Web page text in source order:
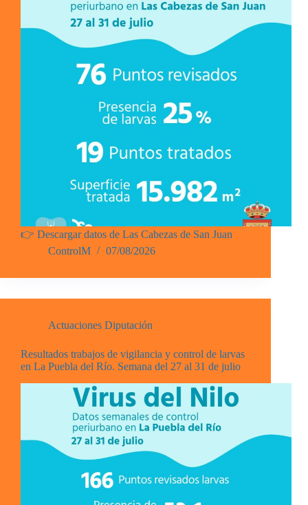
👉 Descargar datos de Las Cabezas de San Juan
ControlM
07/08/2026
Actuaciones Diputación
Resultados trabajos de vigilancia y control de larvas
en La Puebla del Río. Semana del 27 al 31 de julio